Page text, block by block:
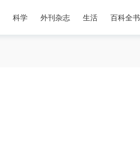
科学 外刊杂志 生活 百科全书